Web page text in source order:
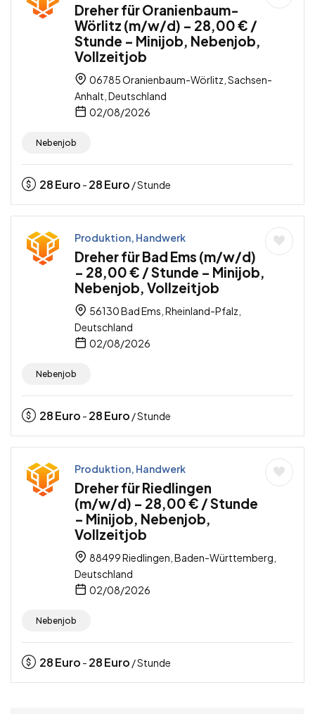
Dreher für Oranienbaum-
Wörlitz (m/w/d) – 28,00 € /
Stunde – Minijob, Nebenjob,
Vollzeitjob
06785 Oranienbaum-Wörlitz, Sachsen-
Anhalt, Deutschland
02/08/2026
Nebenjob
28Euro - 28Euro / Stunde
Produktion, Handwerk
Dreher für Bad Ems (m/w/d)
– 28,00 € / Stunde – Minijob,
Nebenjob, Vollzeitjob
56130 Bad Ems, Rheinland-Pfalz,
Deutschland
02/08/2026
Nebenjob
28Euro - 28Euro / Stunde
Produktion, Handwerk
Dreher für Riedlingen
(m/w/d) – 28,00 € / Stunde
– Minijob, Nebenjob,
Vollzeitjob
88499 Riedlingen, Baden-Württemberg,
Deutschland
02/08/2026
Nebenjob
28Euro - 28Euro / Stunde